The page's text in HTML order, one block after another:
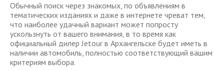
Обычный поиск через знакомых, по объявлениям в
тематических изданиях и даже в интернете чреват тем,
что наиболее удачный вариант может попросту
ускользнуть от вашего внимания, в то время как
официальный дилер Jetour в Архангельске будет иметь в
наличии автомобиль, полностью соответствующий вашим
критериям выбора.